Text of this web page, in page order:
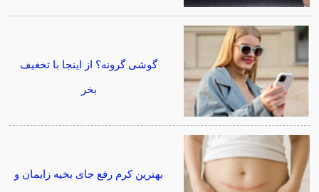
گوشی گرونه؟ از اینجا با تخغیف
بخر
بهترین کرم رفع جای بخیه زایمان و